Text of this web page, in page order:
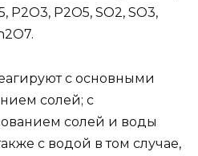
P2O3, P2O5, SO2, SO3,
с основными
солей; с
солей и воды
с водой в том случае,